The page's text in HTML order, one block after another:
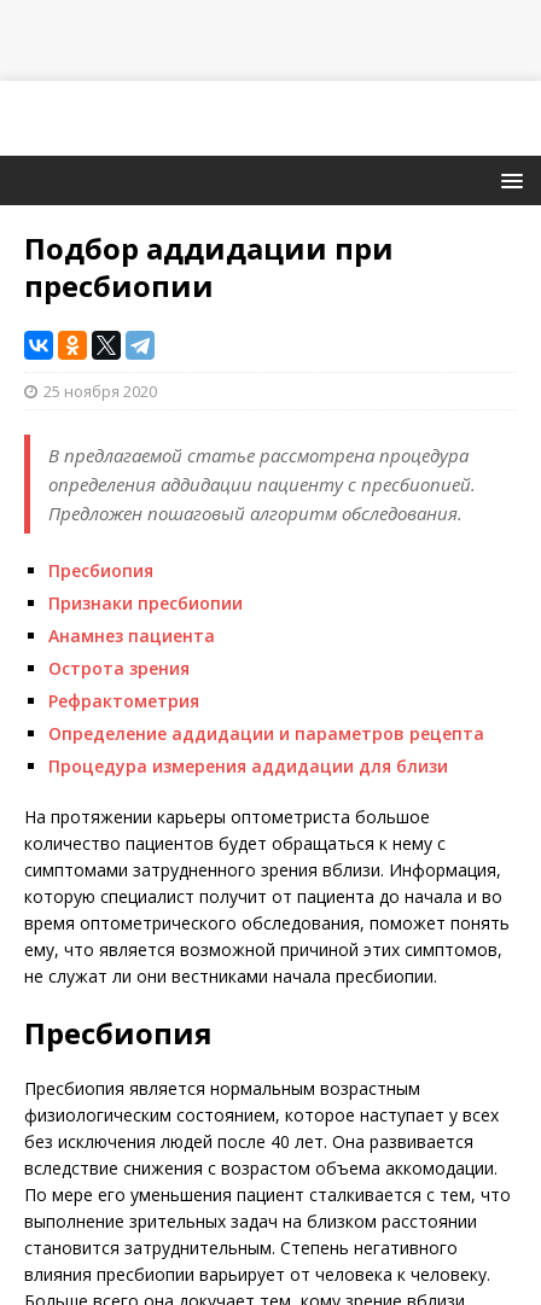
Подбор аддидации при
пресбиопии
25 ноября 2020
В предлагаемой статье рассмотрена процедура
определения аддидации пациенту с пресбиопией.
Предложен пошаговый алгоритм обследования.
Пресбиопия
Признаки пресбиопии
Анамнез пациента
Острота зрения
Рефрактометрия
Определение аддидации и параметров рецепта
Процедура измерения аддидации для близи
На протяжении карьеры опто­метриста большое
количество пациентов будет обращаться к нему с
симптомами затрудненного зрения вблизи. Информация,
которую специалист получит от пациента до начала и во
время оптометрического обследования, поможет понять
ему, что является возможной причиной этих симптомов,
не служат ли они вестниками начала пресбиопии.
Пресбиопия
Пресбиопия является нормальным возрастным
физиологическим состоянием, которое наступает у всех
без исключения людей после 40 лет. Она развивается
вследствие снижения с возрастом объема аккомодации.
По мере его уменьшения пациент сталкивается с тем, что
выполнение зрительных задач на близком расстоянии
становится затруднительным. Степень негативного
влияния пресбиопии варьирует от человека к человеку.